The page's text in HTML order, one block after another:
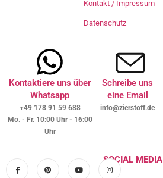
Kontakt / Impressum
Datenschutz
Kontaktiere uns über
Whatsapp
+49 178 91 59 688
Mo. - Fr. 10:00 Uhr - 16:00
Uhr
Schreibe uns
eine Email
info@zierstoff.de
SOCIAL MEDIA